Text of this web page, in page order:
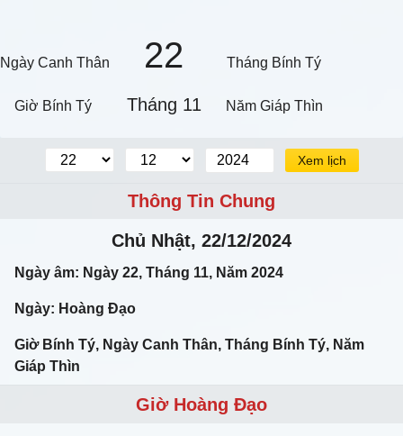
Ngày Canh Thân 22 Tháng Bính Tý
Giờ Bính Tý Tháng 11 Năm Giáp Thìn
Xem lịch
Thông Tin Chung
Chủ Nhật, 22/12/2024
Ngày âm: Ngày 22, Tháng 11, Năm 2024
Ngày: Hoàng Đạo
Giờ Bính Tý, Ngày Canh Thân, Tháng Bính Tý, Năm
Giáp Thìn
Giờ Hoàng Đạo